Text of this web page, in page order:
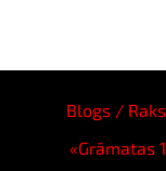
Blogs /
«Grāmatas